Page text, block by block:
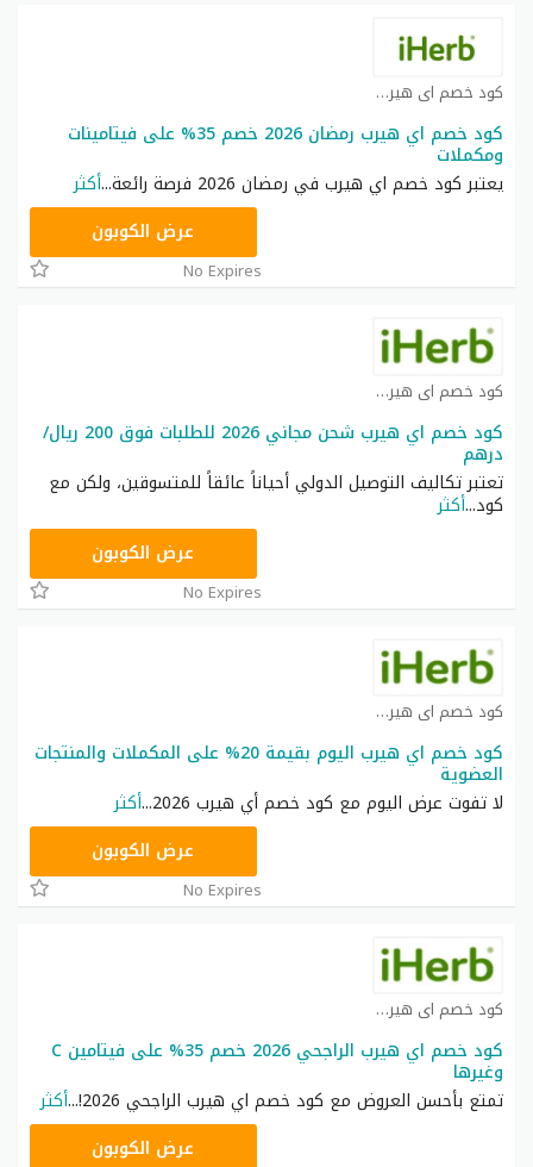
كود خصم اي هيرب كوبون
كود خصم اي هيرب رمضان 2026 خصم 35% على فيتامينات
ومكملات
يعتبر كود خصم اي هيرب في رمضان 2026 فرصة رائعة
...أكثر
OBP3235عرض الكوبون
No Expires
كود خصم اي هيرب كوبون
كود خصم اي هيرب شحن مجاني 2026 للطلبات فوق 200 ريال/
درهم
تعتبر تكاليف التوصيل الدولي أحياناً عائقاً للمتسوقين، ولكن مع
كود...أكثر
OBP3235عرض الكوبون
No Expires
كود خصم اي هيرب كوبون
كود خصم اي هيرب اليوم بقيمة 20% على المكملات والمنتجات
العضوية
لا تفوت عرض اليوم مع كود خصم أي هيرب 2026
...أكثر
OBP3235عرض الكوبون
No Expires
كود خصم اي هيرب كوبون
كود خصم اي هيرب الراجحي 2026 خصم 35% على فيتامين C
وغيرها
تمتع بأحسن العروض مع كود خصم اي هيرب الراجحي 2026!
...أكثر
OBP3235عرض الكوبون